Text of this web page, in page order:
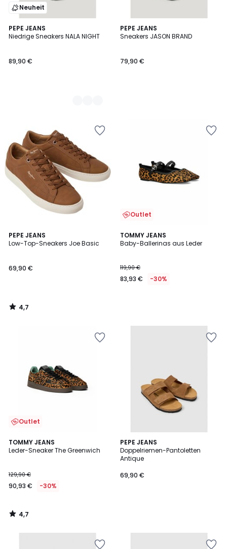
Neuheit
PEPE JEANS
Niedrige Sneakers NALA NIGHT
89,90 €
2
Farben
PEPE JEANS
Sneakers JASON BRAND
79,90 €
PEPE JEANS
Low-Top-Sneakers Joe Basic
69,90 €
4,7
/ 5
4,7
/
Outlet
TOMMY JEANS
Baby-Ballerinas aus Leder
119,90 €
83,93 € -30%
Outlet
TOMMY JEANS
Leder-Sneaker The Greenwich
129,90 €
90,93 € -30%
4,7
/ 5
4,7
/
PEPE JEANS
Doppelriemen-Pantoletten
Antique
69,90 €